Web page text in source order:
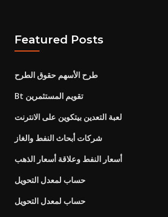
Featured Posts
طرح الأسهم حقوق الطرح
Bt تقويم المستثمرين
لعبة التعدين بيتكوين على الانترنت
شركات أبحاث النفط والغاز
أسعار النفط وعلاقة أسعار الذهب
حساب لمعدل التحويل
حساب لمعدل التحويل